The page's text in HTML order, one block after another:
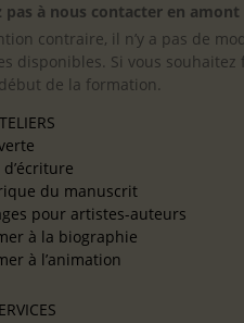
pas à nous contacter en
contraire, il n’y a pas de
disponibles. Si vous
de la formation.
d’écriture
du manuscrit
pour artistes-auteurs
à la biographie
à l’animation